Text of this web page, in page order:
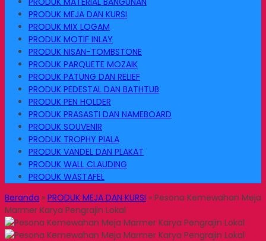
PRODUK MEJA DAN KURSI
PRODUK MIX LOGAM
PRODUK MOTIF INLAY
PRODUK NISAN-TOMBSTONE
PRODUK PARQUETE MOZAIK
PRODUK PATUNG DAN RELIEF
PRODUK PEDESTAL DAN BATHTUB
PRODUK PEN HOLDER
PRODUK PRASASTI DAN NAMEBOARD
PRODUK SOUVENIR
PRODUK TROPHY PIALA
PRODUK VANDEL DAN PLAKAT
PRODUK WALL CLAUDING
PRODUK WASTAFEL
Beranda » PRODUK MEJA DAN KURSI » Pesona Kemewahan Meja
Marmer Karya Pengrajin Lokal